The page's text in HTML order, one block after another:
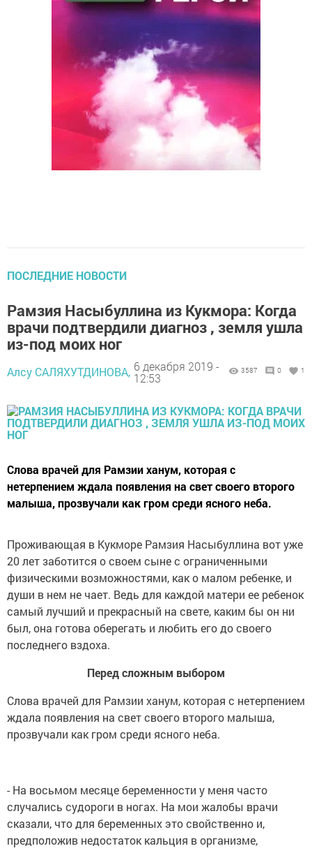
ПОСЛЕДНИЕ НОВОСТИ
Рамзия Насыбуллина из Кукмора: Когда
врачи подтвердили диагноз , земля ушла
из-под моих ног
Алсу САЛЯХУТДИНОВА, 6 декабря 2019 -
12:53
3587 0 1
Слова врачей для Рамзии ханум, которая с
нетерпением ждала появления на свет своего второго
малыша, прозвучали как гром среди ясного неба.
Проживающая в Кукморе Рамзия Насыбуллина вот уже
20 лет заботится о своем сыне с ограниченными
физическими возможностями, как о малом ребенке, и
души в нем не чает. Ведь для каждой матери ее ребенок
самый лучший и прекрасный на свете, каким бы он ни
был, она готова оберегать и любить его до своего
последнего вздоха.
Перед сложным выбором
Слова врачей для Рамзии ханум, которая с нетерпением
ждала появления на свет своего второго малыша,
прозвучали как гром среди ясного неба.
- На восьмом месяце беременности у меня часто
случались судороги в ногах. На мои жалобы врачи
сказали, что для беременных это свойственно и,
предположив недостаток кальция в организме,